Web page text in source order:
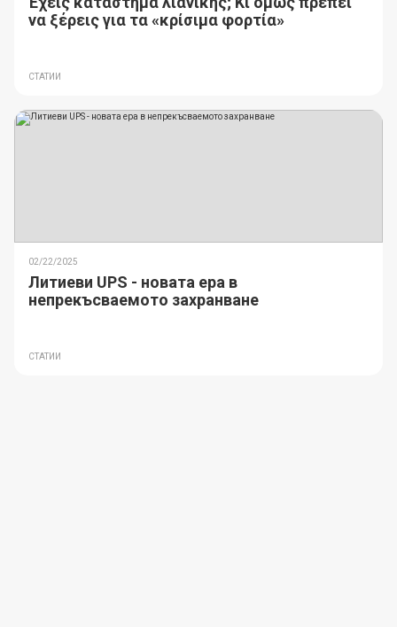
να ξέρεις για τα «κρίσιμα φορτία»
СТАТИИ
02/22/2025
Литиеви UPS - новата ера в
непрекъсваемото захранване
СТАТИИ